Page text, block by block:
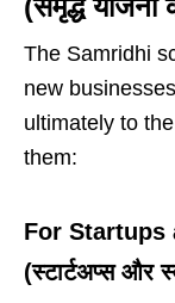
(समृद्ध योजना
The Samridhi
new
ultimately to
them:
For Startups
(स्टार्टअप्स और